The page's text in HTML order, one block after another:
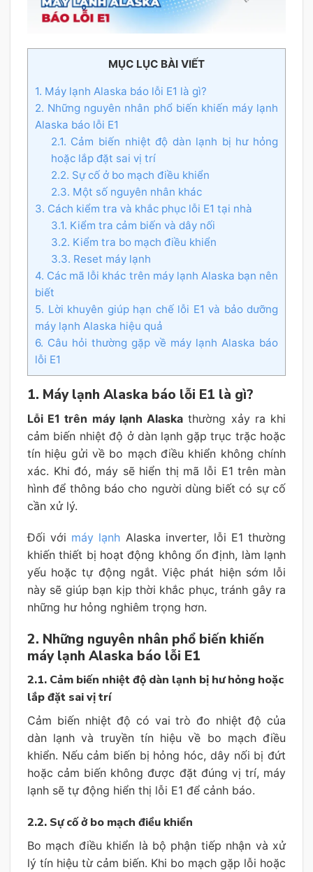
MỤC LỤC BÀI VIẾT
1. Máy lạnh Alaska báo lỗi E1 là gì?
2. Những nguyên nhân phổ biến khiến máy lạnh
Alaska báo lỗi E1
2.1. Cảm biến nhiệt độ dàn lạnh bị hư hỏng
hoặc lắp đặt sai vị trí
2.2. Sự cố ở bo mạch điều khiển
2.3. Một số nguyên nhân khác
3. Cách kiểm tra và khắc phục lỗi E1 tại nhà
3.1. Kiểm tra cảm biến và dây nối
3.2. Kiểm tra bo mạch điều khiển
3.3. Reset máy lạnh
4. Các mã lỗi khác trên máy lạnh Alaska bạn nên
biết
5. Lời khuyên giúp hạn chế lỗi E1 và bảo dưỡng
máy lạnh Alaska hiệu quả
6. Câu hỏi thường gặp về máy lạnh Alaska báo
lỗi E1
1. Máy lạnh Alaska báo lỗi E1 là gì?
Lỗi E1 trên máy lạnh Alaska thường xảy ra khi
cảm biến nhiệt độ ở dàn lạnh gặp trục trặc hoặc
tín hiệu gửi về bo mạch điều khiển không chính
xác. Khi đó, máy sẽ hiển thị mã lỗi E1 trên màn
hình để thông báo cho người dùng biết có sự cố
cần xử lý.
Đối với máy lạnh Alaska inverter, lỗi E1 thường
khiến thiết bị hoạt động không ổn định, làm lạnh
yếu hoặc tự động ngắt. Việc phát hiện sớm lỗi
này sẽ giúp bạn kịp thời khắc phục, tránh gây ra
những hư hỏng nghiêm trọng hơn.
2. Những nguyên nhân phổ biến khiến
máy lạnh Alaska báo lỗi E1
2.1. Cảm biến nhiệt độ dàn lạnh bị hư hỏng hoặc
lắp đặt sai vị trí
Cảm biến nhiệt độ có vai trò đo nhiệt độ của
dàn lạnh và truyền tín hiệu về bo mạch điều
khiển. Nếu cảm biến bị hỏng hóc, dây nối bị đứt
hoặc cảm biến không được đặt đúng vị trí, máy
lạnh sẽ tự động hiển thị lỗi E1 để cảnh báo.
2.2. Sự cố ở bo mạch điều khiển
Bo mạch điều khiển là bộ phận tiếp nhận và xử
lý tín hiệu từ cảm biến. Khi bo mạch gặp lỗi hoặc